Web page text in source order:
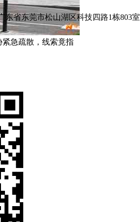
急疏散，线索竟指
东省东莞市松山湖区科技四路1栋803室